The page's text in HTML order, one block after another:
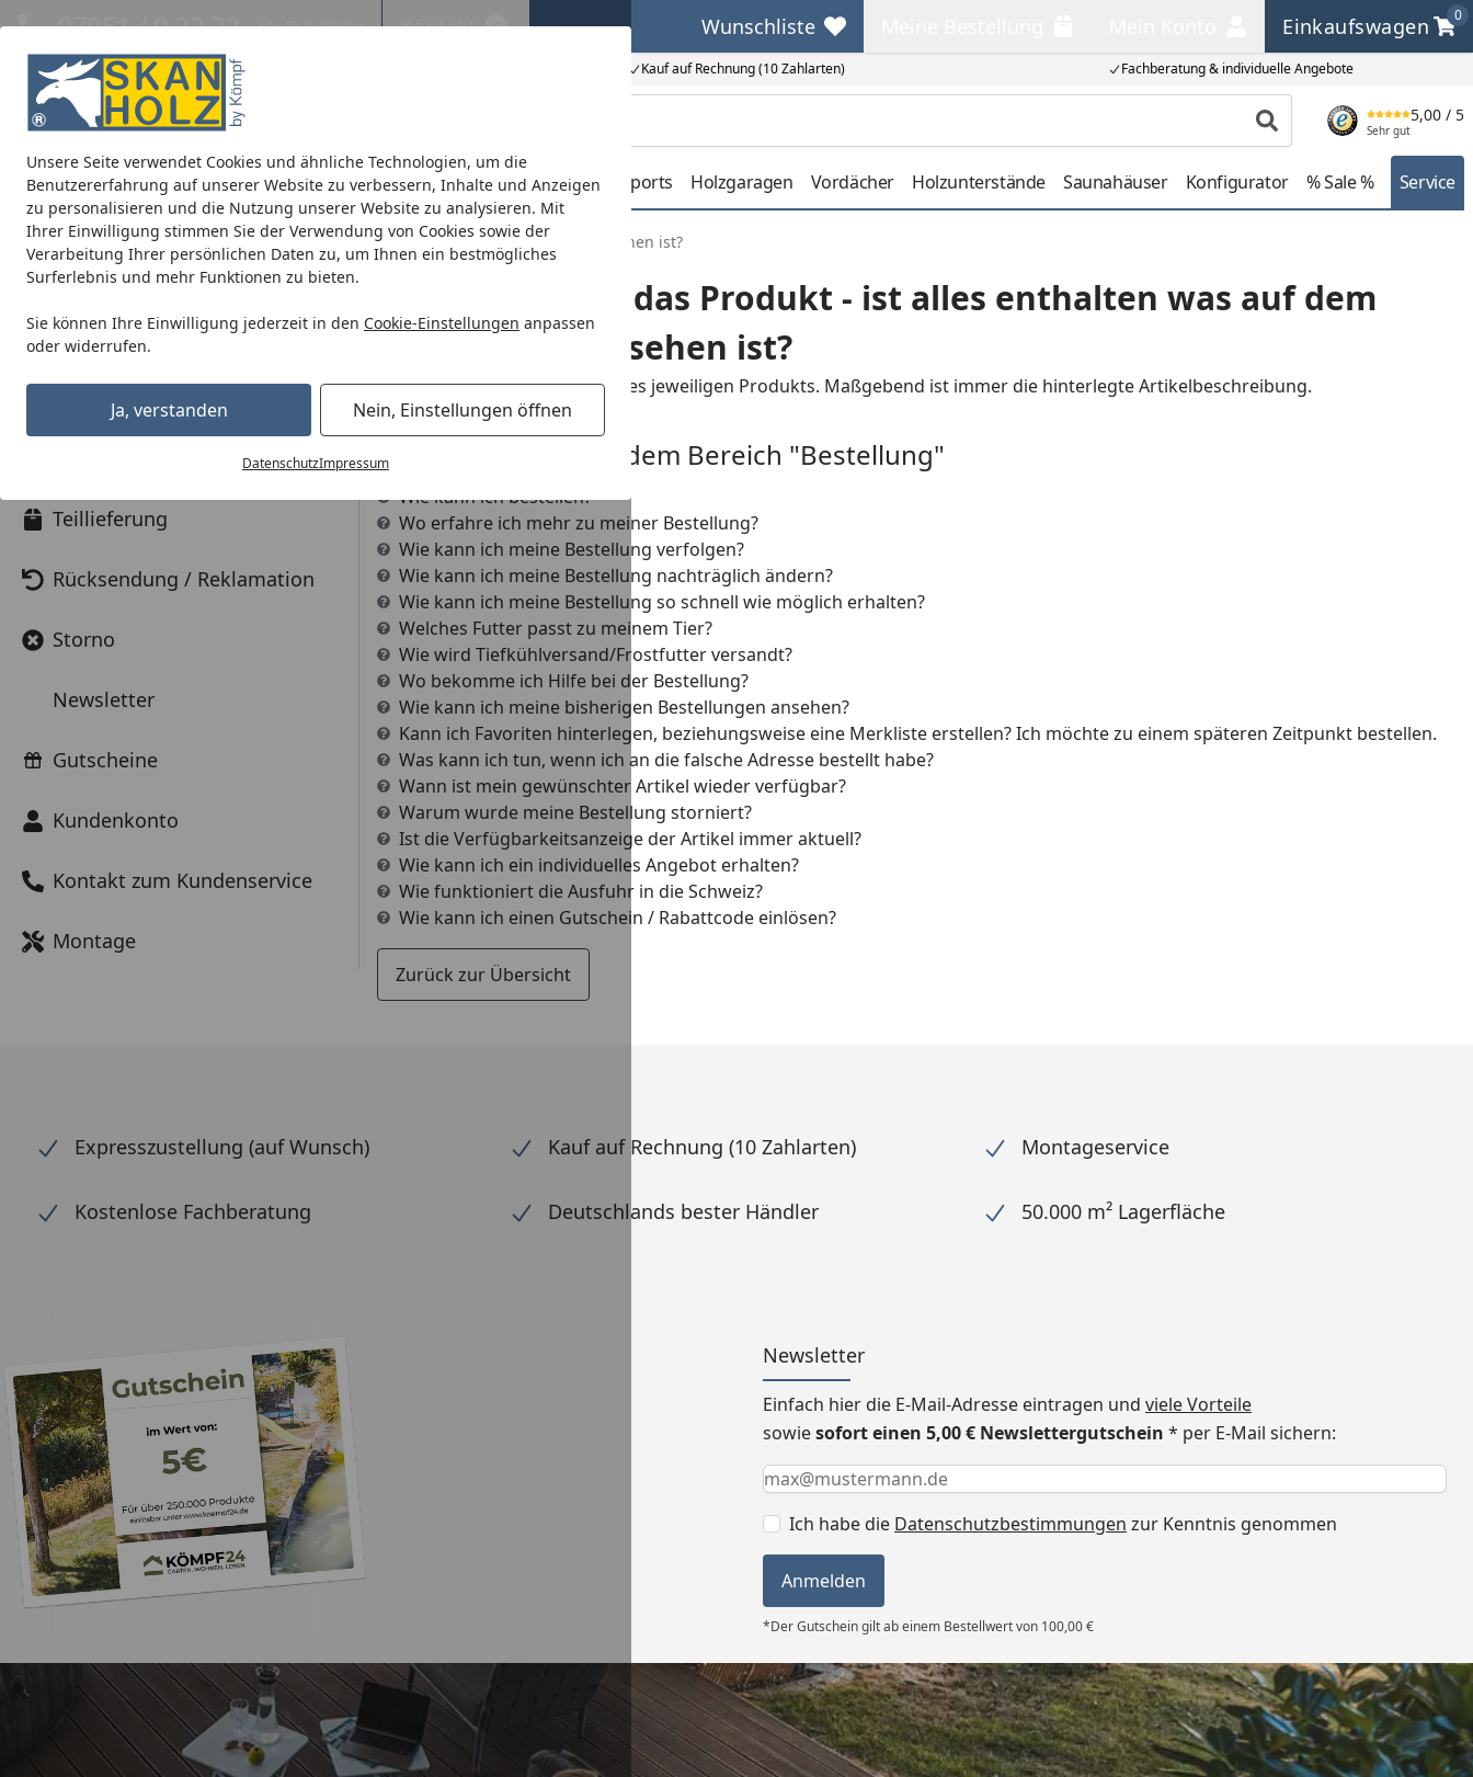
Unsere Seite verwendet Cookies und ähnliche Technologien, um die
Benutzererfahrung auf unserer Website zu verbessern, Inhalte und Anzeigen
zu personalisieren und die Nutzung unserer Website zu analysieren. Mit
Ihrer Einwilligung stimmen Sie der Verwendung von Cookies sowie der
Verarbeitung Ihrer persönlichen Daten zu, um Ihnen ein bestmögliches
Surferlebnis und mehr Funktionen zu bieten.
Sie können Ihre Einwilligung jederzeit in den Cookie-Einstellungen anpassen
oder widerrufen.
Ja, verstanden Nein, Einstellungen öffnen
DatenschutzImpressum
Eigene Montage-Teams Kauf auf Rechnung (10 Zahlarten) Fachberatung & individuelle Angebote
07051 / 9 22 22 Mo-Fr. 8-16 Uhr Kontakt Wunschliste
Wunschliste Einkaufswagen
0
Einkaufswagen
Produkt suchen
5,00 / 5
Sehr gut
Blockbohlenhäuser CrossCube Pavillons Terrassenüberdachungen Carports Holzgaragen Vordächer Holzunterstände Saunahäuser Konfigurator % Sale % Service
Startseite
Was beinhaltet das Produkt - ist alles enthalten was auf dem Produktbild zu sehen ist?
Antworten zu den Themen
Bestellung
Bezahlung & Rechnung
Versand und Lieferung
Teillieferung
Rücksendung / Reklamation
Storno
Newsletter
Gutscheine
Kundenkonto
Kontakt zum Kundenservice
Montage
Was beinhaltet das Produkt - ist alles enthalten was auf dem
Produktbild zu sehen ist?
Die Bilder sind Beispielbilder des jeweiligen Produkts. Maßgebend ist immer die hinterlegte Artikelbeschreibung.
Weitere Fragen aus dem Bereich "Bestellung"
Wie kann ich bestellen?
Wo erfahre ich mehr zu meiner Bestellung?
Wie kann ich meine Bestellung verfolgen?
Wie kann ich meine Bestellung nachträglich ändern?
Wie kann ich meine Bestellung so schnell wie möglich erhalten?
Welches Futter passt zu meinem Tier?
Wie wird Tiefkühlversand/Frostfutter versandt?
Wo bekomme ich Hilfe bei der Bestellung?
Wie kann ich meine bisherigen Bestellungen ansehen?
Kann ich Favoriten hinterlegen, beziehungsweise eine Merkliste erstellen? Ich möchte zu einem späteren Zeitpunkt bestellen.
Was kann ich tun, wenn ich an die falsche Adresse bestellt habe?
Wann ist mein gewünschter Artikel wieder verfügbar?
Warum wurde meine Bestellung storniert?
Ist die Verfügbarkeitsanzeige der Artikel immer aktuell?
Wie kann ich ein individuelles Angebot erhalten?
Wie funktioniert die Ausfuhr in die Schweiz?
Wie kann ich einen Gutschein / Rabattcode einlösen?
Zurück zur Übersicht
Expresszustellung (auf Wunsch) Kauf auf Rechnung (10 Zahlarten) Montageservice
Kostenlose Fachberatung Deutschlands bester Händler 50.000 m² Lagerfläche
Newsletter
Einfach hier die E-Mail-Adresse eintragen und viele Vorteile
sowiesofort einen 5,00 € Newslettergutschein * per E-Mail sichern:
Keine Eingabe erforderlich
Eingabe erforderlich
E-Mail *
Ich habe die Datenschutzbestimmungen zur Kenntnis genommen
Anmelden
*Der Gutschein gilt ab einem Bestellwert von 100,00 €
Trusted Shops Versand